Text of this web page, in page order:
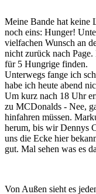
Meine Bande hat keine
noch eins: Hunger!
vielfachen Wunsch an
nicht zurück nach
für 5 Hungrige finden.
Unterwegs fange ich
habe ich heute abend
Um kurz nach 18 Uhr
zu MCDonalds - Nee,
hinfahren müssen.
herum, bis wir Dennys
uns die Ecke hier
gut. Mal sehen was es
Von Außen sieht es